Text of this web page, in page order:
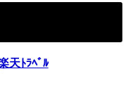
天ﾄﾗﾍﾞﾙ